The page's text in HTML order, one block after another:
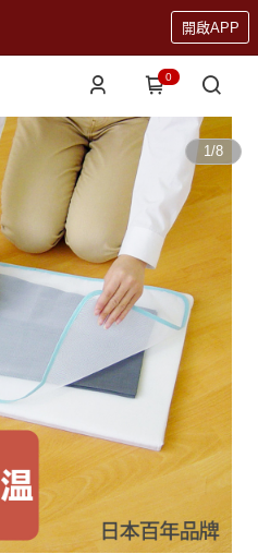
開啟APP
0
1/8